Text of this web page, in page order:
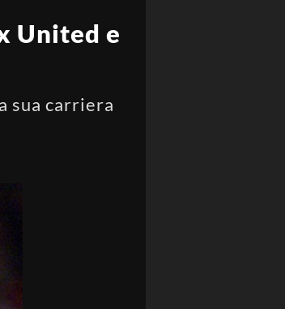
United e
sua carriera